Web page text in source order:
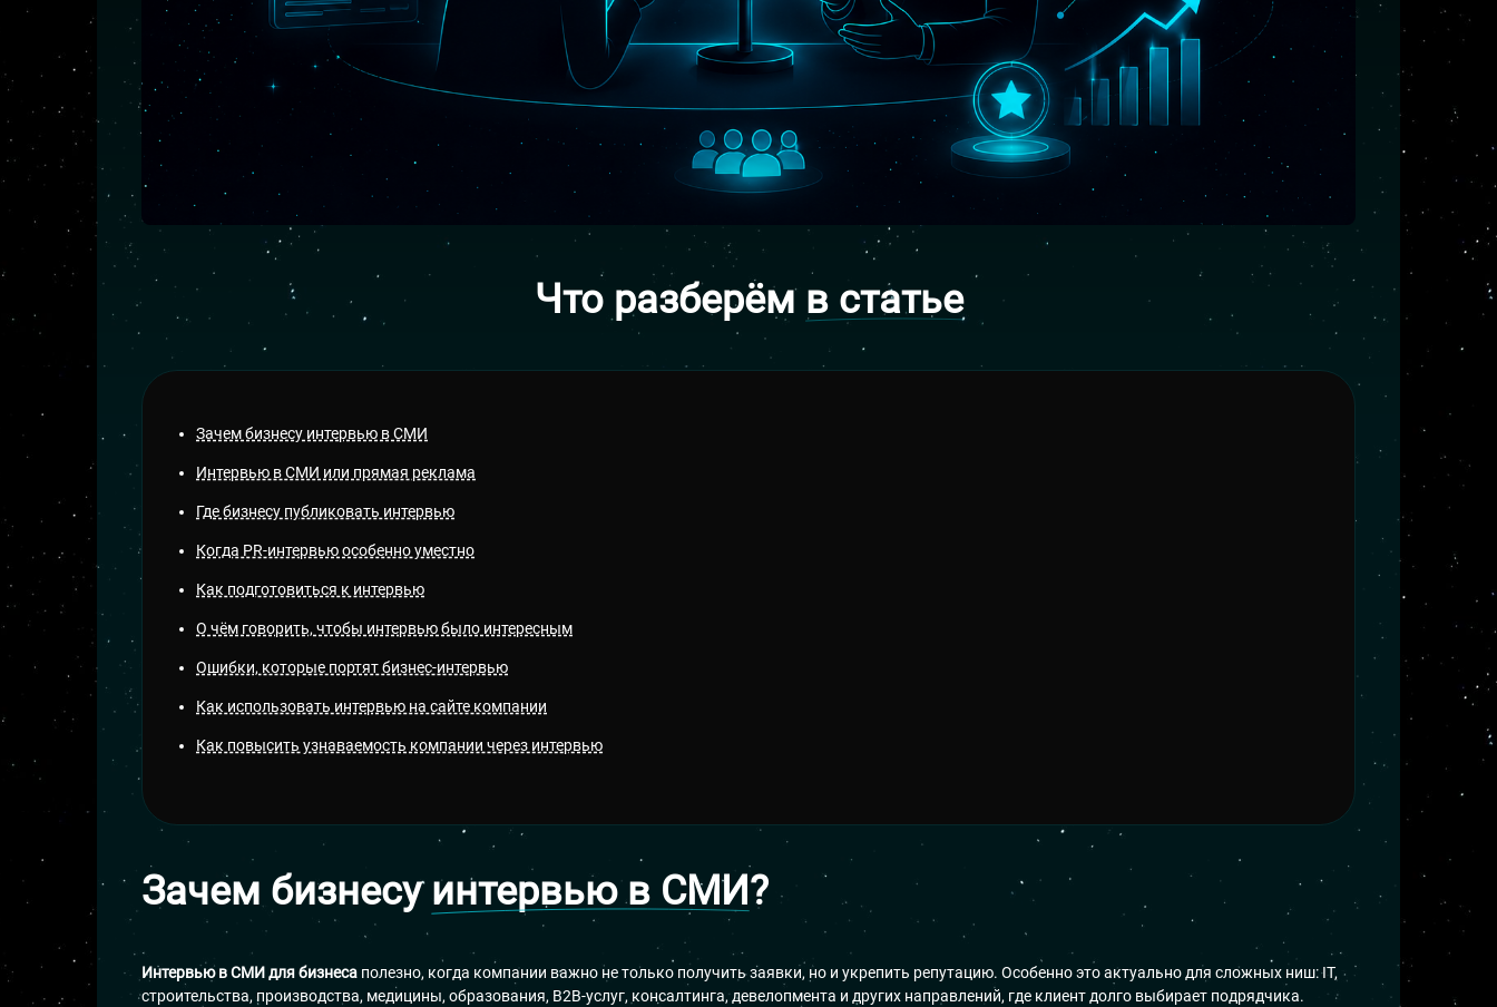
Что разберём в статье
Зачем бизнесу интервью в СМИ
Интервью в СМИ или прямая реклама
Где бизнесу публиковать интервью
Когда PR-интервью особенно уместно
Как подготовиться к интервью
О чём говорить, чтобы интервью было интересным
Ошибки, которые портят бизнес-интервью
Как использовать интервью на сайте компании
Как повысить узнаваемость компании через интервью
Зачем бизнесуинтервью в СМИ?
Интервью в СМИ для бизнеса полезно, когда компании важно не только получить заявки, но и укрепить репутацию. Особенно это актуально для сложных ниш: IT,
строительства, производства, медицины, образования, B2B-услуг, консалтинга, девелопмента и других направлений, где клиент долго выбирает подрядчика.